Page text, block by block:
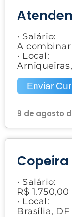
• Salário:
A combinar
• Local:
Enviar
8 de agosto
• Salário:
R$ 1.750,00
• Local:
Brasília, DF